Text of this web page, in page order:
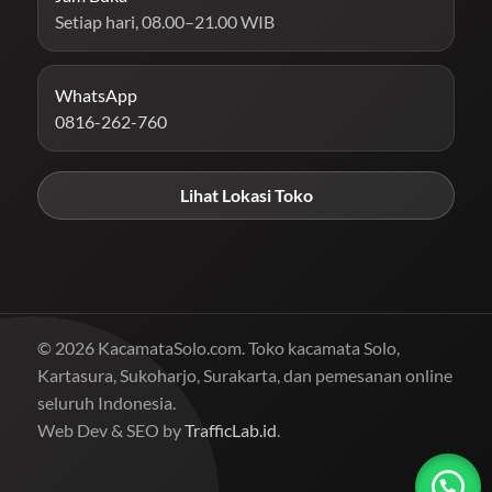
Setiap hari, 08.00–21.00 WIB
WhatsApp
0816-262-760
Lihat Lokasi Toko
© 2026 KacamataSolo.com. Toko kacamata Solo,
Kartasura, Sukoharjo, Surakarta, dan pemesanan online
seluruh Indonesia.
Web Dev & SEO byTrafficLab.id